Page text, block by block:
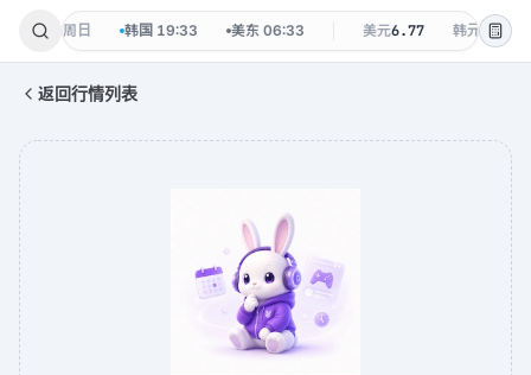
08-09 周日 韩国 19:33 美东 06:33 美元6.77 韩元0.0048
返回行情列表